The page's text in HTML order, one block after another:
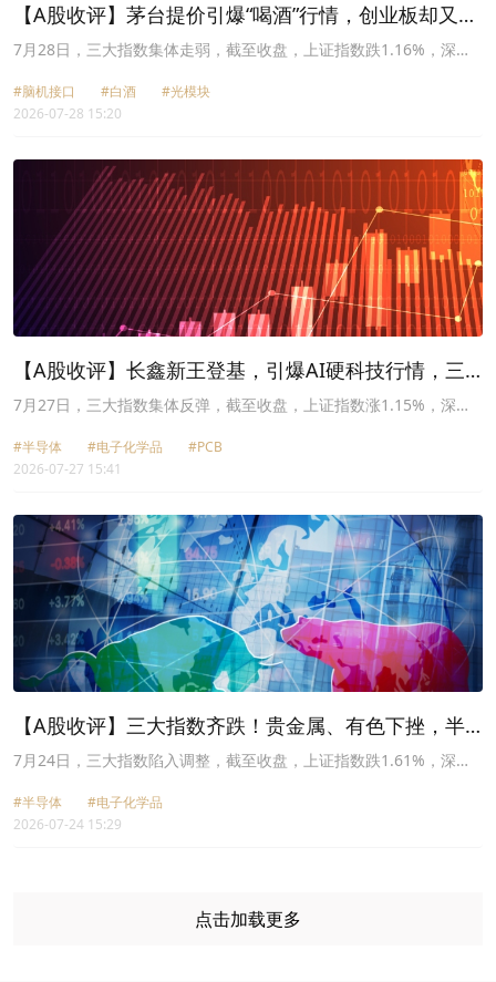
【A股收评】茅台提价引爆“喝酒”行情，创业板却又重
挫逾7%
7月28日，三大指数集体走弱，截至收盘，上证指数跌1.16%，深证
只股票飘红，两市成交额约2.03万亿元。
#脑机接口 #白酒
#光模块
2026-07-28 15:20
【A股收评】长鑫新王登基，引爆AI硬科技行情，三
大指数齐涨
7月27日，三大指数集体反弹，截至收盘，上证指数涨1.15%，深证
只股票飘红，两市成交额约2.08万亿元。
#半导体 #电子化学品
#PCB
2026-07-27 15:41
【A股收评】三大指数齐跌！贵金属、有色下挫，半
导体走势分化
7月24日，三大指数陷入调整，截至收盘，上证指数跌1.61%，深证
只股票飘红，两市成交额约1.93万亿元。
#半导体
#电子化学品
2026-07-24 15:29
点击加载更多